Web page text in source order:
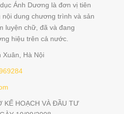
Ánh Dương là đơn vị tiên
dung chương trình và sản
luyện chữ, đã và đang
hiệu trên cả nước.
Xuân, Hà Nội
KẾ HOẠCH VÀ ĐẦU TƯ